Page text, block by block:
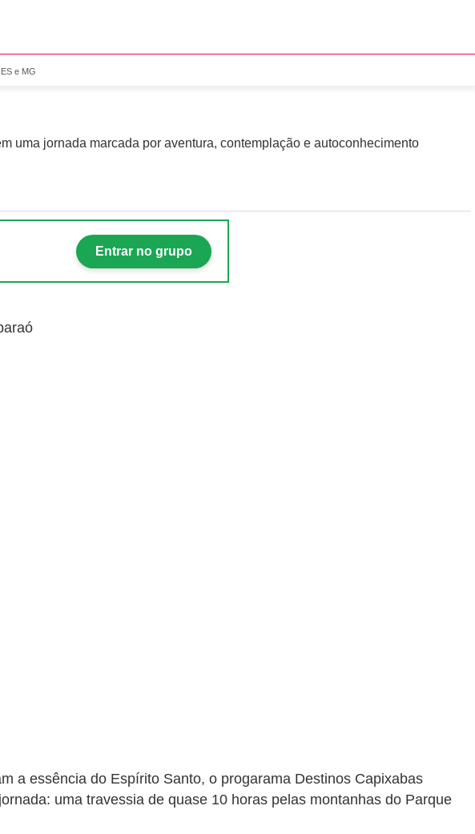
e MG
temporada com travessia
uma jornada marcada por aventura, contemplação e autoconhecimento
Entrar no grupo
a essência do Espírito Santo, o progarama Destinos Capixabas
uma travessia de quase 10 horas pelas montanhas do Parque